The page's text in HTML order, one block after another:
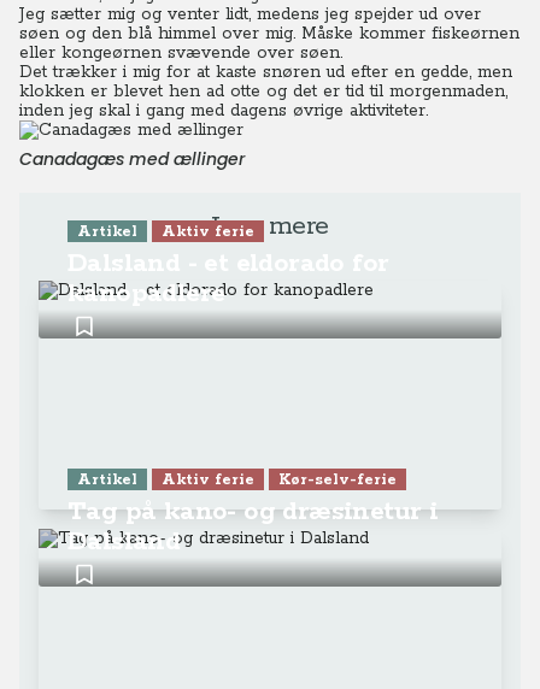
Jeg sætter mig og venter lidt, medens jeg spejder ud over
søen og den blå himmel over mig. Måske kommer fiskeørnen
eller kongeørnen svævende over søen.
Det trækker i mig for at kaste snøren ud efter en gedde, men
klokken er blevet hen ad otte og det er tid til morgenmaden,
inden jeg skal i gang med dagens øvrige aktiviteter.
Canadagæs med ællinger
Læs mere
Artikel Aktiv ferie
kanopadlere
Artikel Aktiv ferie Kør-selv-ferie
Tag på kano- og dræsinetur i
Dalsland